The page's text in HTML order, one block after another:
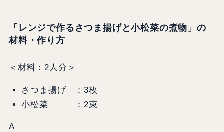
「レンジで作るさつま揚げと小松菜の煮物」の
材料・作り方
＜材料：2人分＞
さつま揚げ ：3枚
小松菜 ：2束
A